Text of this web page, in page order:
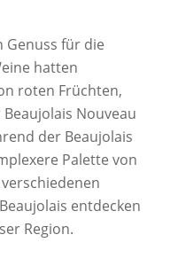
Genuss für die
hatten
roten Früchten,
Nouveau
der Beaujolais
Palette von
entdecken
Region.